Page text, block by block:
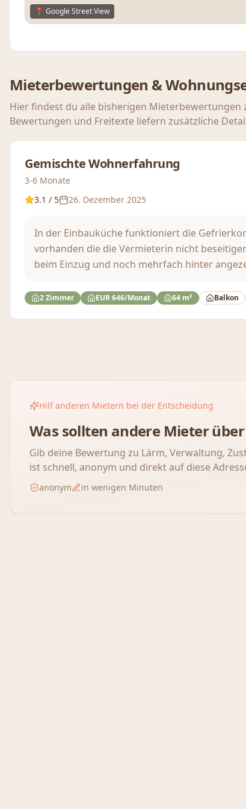
📍 Google Street View
Mieterbewertungen &
Hier findest du alle bisherigen Mieterbewertungen
Bewertungen und Freitexte liefern zusätzliche
Gemischte Wohnerfahrung
3-6 Monate
3.1 / 5 26. Dezember 2025
In der Einbauküche funktioniert die
vorhanden die die Vermieterin nicht
beim Einzug und noch mehrfach hinter
2 Zimmer EUR 646/Monat 64 m² Balkon
Hilf anderen Mietern bei der Entscheidung
Was sollten andere Mieter
Gib deine Bewertung zu Lärm, Verwaltung,
ist schnell, anonym und direkt auf diese
anonym in wenigen Minuten